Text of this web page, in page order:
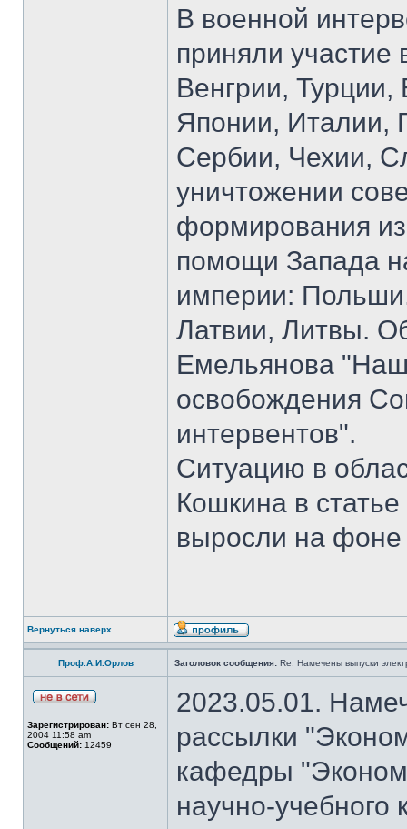
В военной
приняли участие
Венгрии,
Японии, Италии,
Сербии, Чехии,
уничтожении
формирования из
помощи Запада
империи:
Латвии, Литвы.
Емельянова
освобождения
интервентов".
Ситуацию в
Кошкина в
выросли на фоне
Вернуться наверх
Проф.А.И.Орлов Заголовок сообщения: Re: Намечены выпуски
Зарегистрирован: Вт сен 28,
2004 11:58 am
Сообщений: 12459
2023.05.01.
рассылки
кафедры
научно-